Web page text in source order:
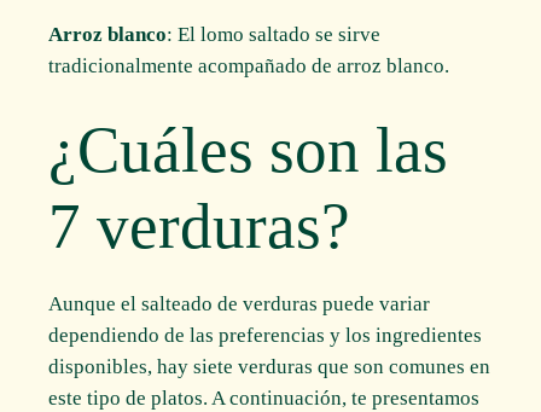
Arroz blanco: El lomo saltado se sirve
tradicionalmente acompañado de arroz blanco.
¿Cuáles son las
7 verduras?
Aunque el salteado de verduras puede variar
dependiendo de las preferencias y los ingredientes
disponibles, hay siete verduras que son comunes en
este tipo de platos. A continuación, te presentamos